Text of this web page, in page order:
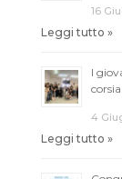
16
Leggi tutto »
I
corsia
4
Leggi tutto »